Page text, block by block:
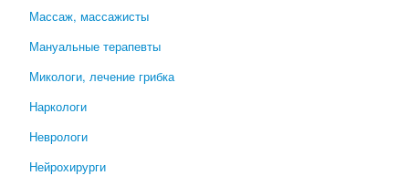
Массаж, массажисты
Мануальные терапевты
Микологи, лечение грибка
Наркологи
Неврологи
Нейрохирурги